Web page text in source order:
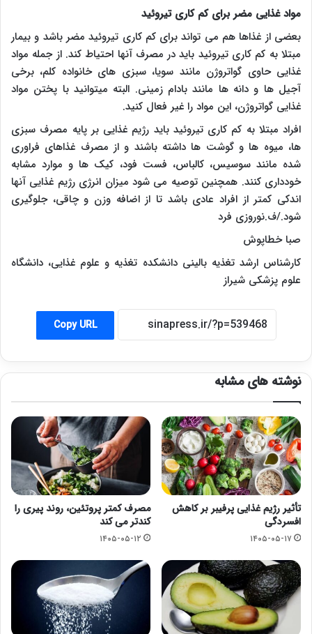
مواد غذایی مضر برای کم کاری تیروئید
بعضی از غذاها هم می تواند برای کم کاری تیروئید مضر باشد و بیمار
مبتلا به کم کاری تیروئید باید در مصرف آنها احتیاط کند. از جمله مواد
غذایی حاوی گواتروژن مانند سویا، سبزی های خانواده کلم، برخی
آجیل ها و دانه ها مانند بادام زمینی. البته میتوانید با پختن مواد
غذایی گواتروژن، این مواد را غیر فعال کنید.
افراد مبتلا به کم کاری تیروئید باید رژیم غذایی بر پایه مصرف سبزی
ها، میوه ها و گوشت ها داشته باشند و از مصرف غذاهای فراوری
شده مانند سوسیس، کالباس، فست فود، کیک ها و موارد مشابه
خودداری کنند. همچنین توصیه می شود میزان انرژی رژیم غذایی آنها
اندکی کمتر از افراد عادی باشد تا از اضافه وزن و چاقی، جلوگیری
شود./ف.نوروزی فرد
صبا خطاپوش
کارشناس ارشد تغذیه بالینی دانشکده تغذیه و علوم غذایی، دانشگاه
علوم پزشکی شیراز
Copy URL
نوشته های مشابه
تأثیر رژیم غذایی پرفیبر بر کاهش
افسردگی
۱۴۰۵-۰۵-۱۷
مصرف کمتر پروتئین، روند پیری را
کندتر می کند
۱۴۰۵-۰۵-۱۲